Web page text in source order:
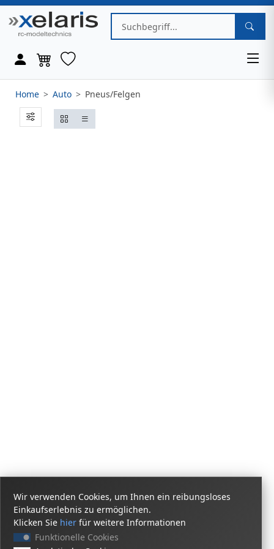
Home Auto Pneus/Felgen
Wir verwenden Cookies, um Ihnen ein reibungsloses
Einkaufserlebnis zu ermöglichen.
Klicken Sie hier für weitere Informationen
Funktionelle Cookies